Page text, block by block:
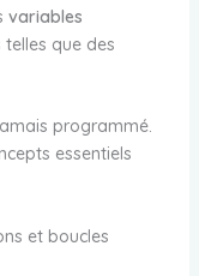
variables
que des
programmé.
essentiels
et boucles